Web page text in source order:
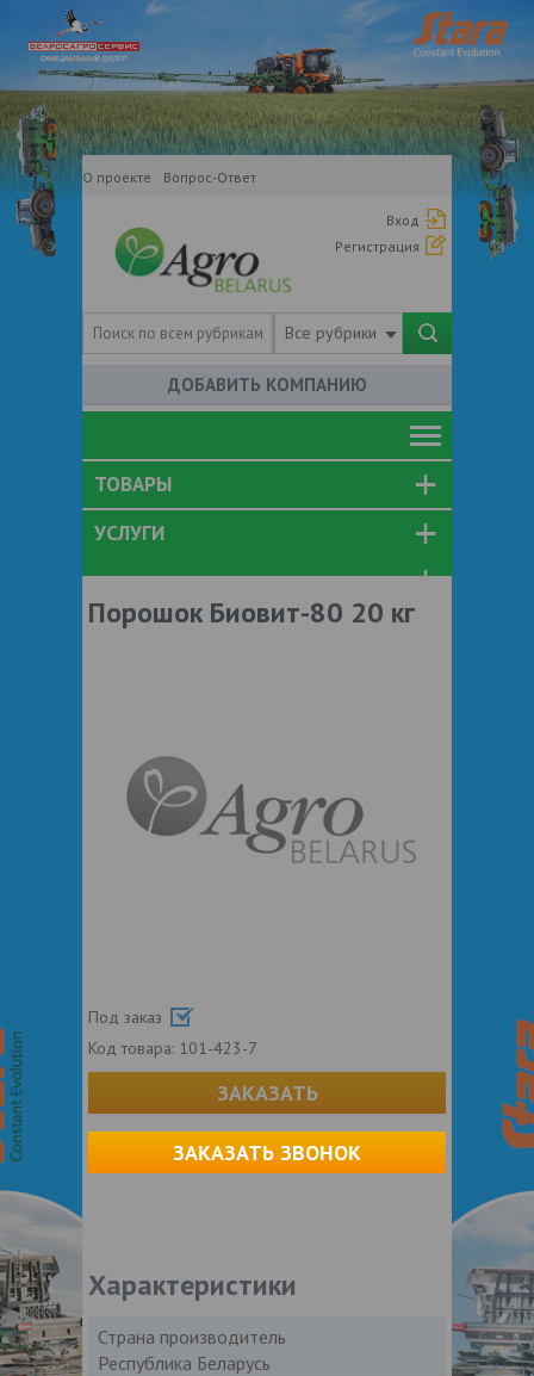
О проекте Вопрос-Ответ
Вход
Регистрация
Все рубрики
ДОБАВИТЬ КОМПАНИЮ
ТОВАРЫ
УСЛУГИ
Порошок Биовит-80 20 кг
Под заказ
Код товара: 101-423-7
ЗАКАЗАТЬ
ЗАКАЗАТЬ ЗВОНОК
Характеристики
Страна производитель
Республика Беларусь